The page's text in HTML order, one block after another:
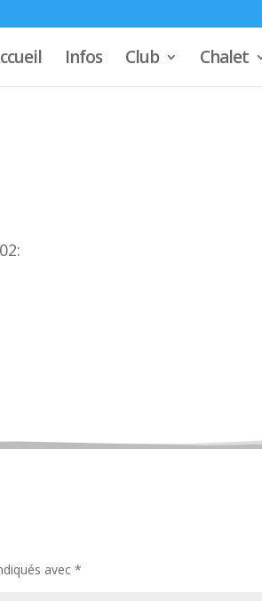
Infos Club Chalet
avec*